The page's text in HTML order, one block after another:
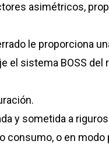
asimétricos,
le proporciona
el sistema BOSS
y sometida a
consumo, o en